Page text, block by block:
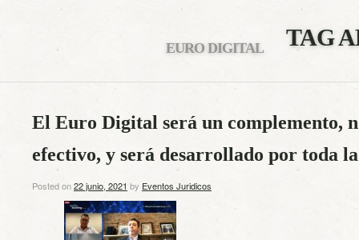
TAG
EURO DIGITAL
El Euro Digital será un complemento,
efectivo, y será desarrollado por toda
Posted on22 junio, 2021 by Eventos Juridicos